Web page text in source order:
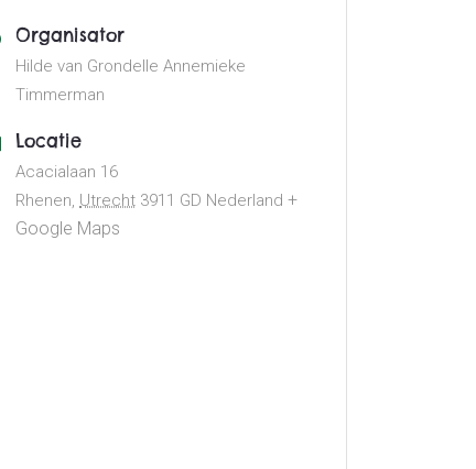
Organisator
Hilde van Grondelle Annemieke
Timmerman
Locatie
Acacialaan 16
Rhenen, Utrecht 3911 GD Nederland +
Google Maps